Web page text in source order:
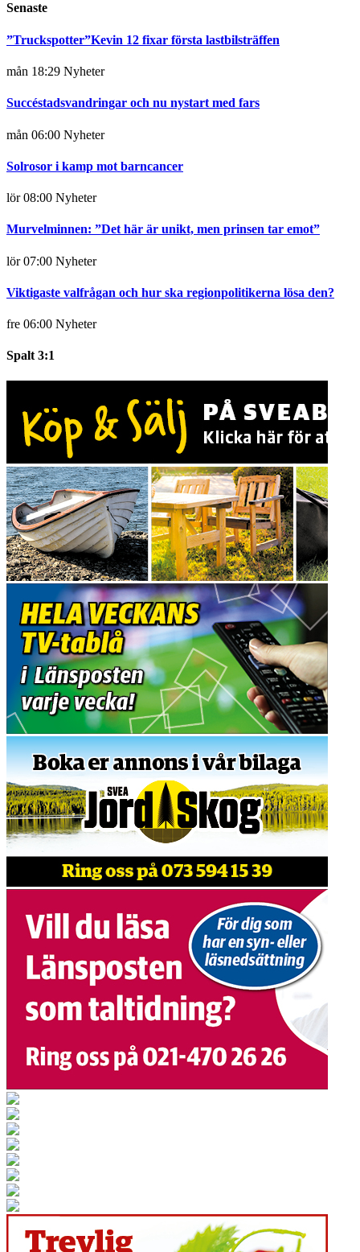
Senaste
”Truckspotter”Kevin 12 fixar första lastbilsträffen
mån 18:29 Nyheter
Succéstadsvandringar och nu nystart med fars
mån 06:00 Nyheter
Solrosor i kamp mot barncancer
lör 08:00 Nyheter
Murvelminnen: ”Det här är unikt, men prinsen tar emot”
lör 07:00 Nyheter
Viktigaste valfrågan och hur ska regionpolitikerna lösa den?
fre 06:00 Nyheter
Spalt 3:1